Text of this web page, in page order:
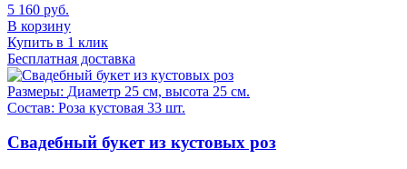
5 160 руб.
В корзину
Купить в 1 клик
Бесплатная доставка
Размеры: Диаметр 25 см, высота 25 см.
Состав: Роза кустовая 33 шт.
Свадебный букет из кустовых роз